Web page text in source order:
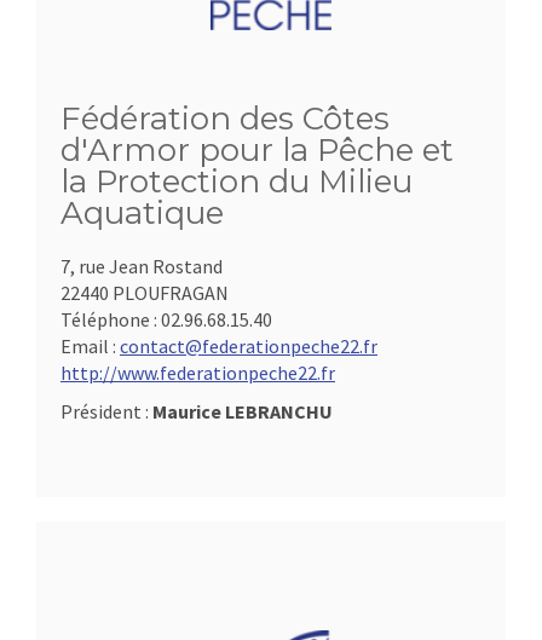
Fédération des Côtes
d'Armor pour la Pêche et
la Protection du Milieu
Aquatique
7, rue Jean Rostand
22440 PLOUFRAGAN
Téléphone : 02.96.68.15.40
Email : contact@federationpeche22.fr
http://www.federationpeche22.fr
Président : Maurice LEBRANCHU